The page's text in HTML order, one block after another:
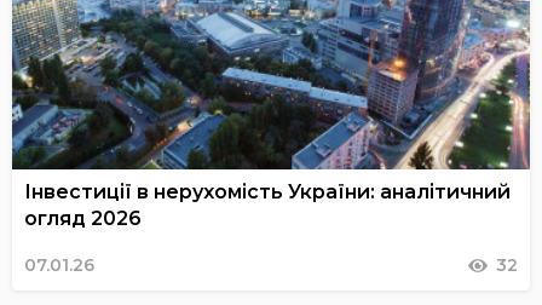
Інвестиції в нерухомість України: аналітичний
огляд 2026
07.01.26 32